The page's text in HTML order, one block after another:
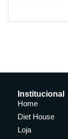
Institucional
Home
Diet House
Loja